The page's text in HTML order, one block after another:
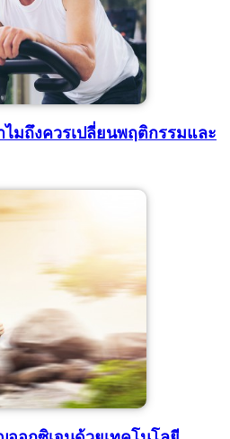
มถึงควรเปลี่ยนพฤติกรรมและ